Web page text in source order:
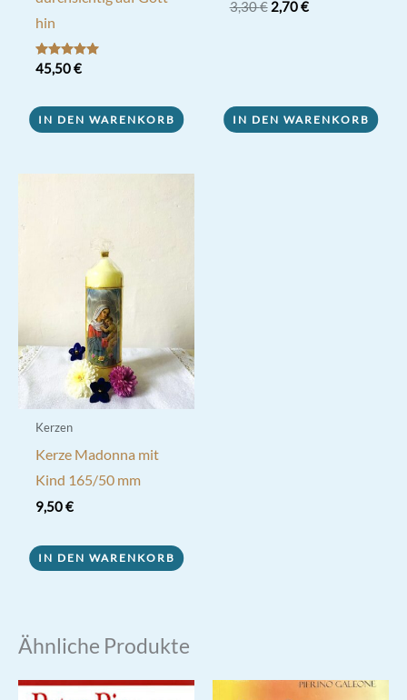
hin
Bewertet mit
5.00
45,50€
IN DEN WARENKORB
3,30€ Ursprünglicher
2,70€Aktueller
IN DEN WARENKORB
Kerzen
Kerze Madonna mit
Kind 165/50 mm
9,50€
IN DEN WARENKORB
Ähnliche Produkte